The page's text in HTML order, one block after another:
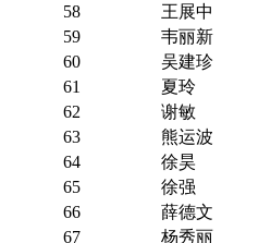
58
王展中
59
韦丽新
60
吴建珍
61
夏玲
62
谢敏
63
熊运波
64
徐昊
65
徐强
66
薛德文
67
杨秀丽